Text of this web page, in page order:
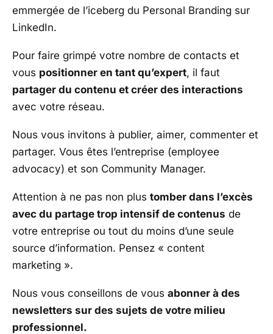
emmergée de l’iceberg du Personal Branding sur
LinkedIn.
Pour faire grimpé votre nombre de contacts et
vous positionner en tant qu’expert, il faut
partager du contenu et créer des interactions
avec votre réseau.
Nous vous invitons à publier, aimer, commenter et
partager. Vous êtes l’entreprise (employee
advocacy) et son Community Manager.
Attention à ne pas non plus tomber dans l’excès
avec du partage trop intensif de contenus de
votre entreprise ou tout du moins d’une seule
source d’information. Pensez « content
marketing ».
Nous vous conseillons de vous abonner à des
newsletters sur des sujets de votre milieu
professionnel.